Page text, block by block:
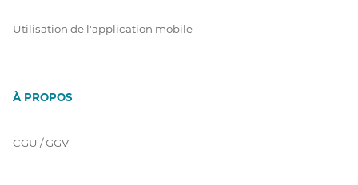
Utilisation de l'application mobile
À PROPOS
CGU / GGV